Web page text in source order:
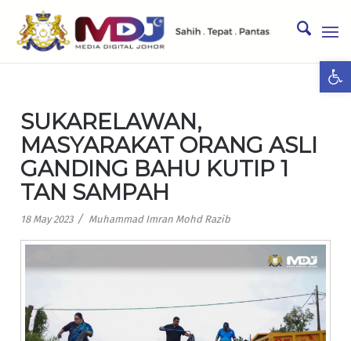
SUKARELAWAN,
MASYARAKAT ORANG ASLI
GANDING BAHU KUTIP 1
TAN SAMPAH
18 May 2023 / Muhammad Imran Mohd Razib